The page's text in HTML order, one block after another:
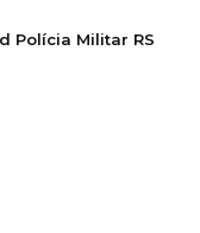
Polícia Militar RS